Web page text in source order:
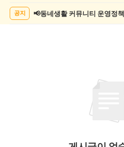
록
공지 📢동네생활 커뮤니티 운영정